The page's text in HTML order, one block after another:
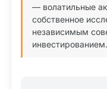
— волатильные
собственное
независимым
инвестированием.